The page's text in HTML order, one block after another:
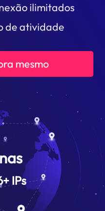
ilimitados
de atividade
mesmo
+ IPs